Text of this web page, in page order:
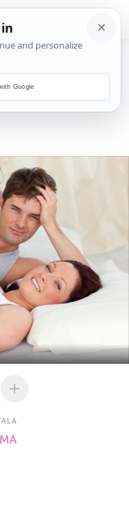
kada je
Google